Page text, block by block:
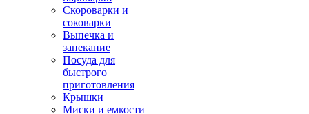
Скороварки и
соковарки
Выпечка и
запекание
Посуда для
быстрого
приготовления
Крышки
Миски и емкости